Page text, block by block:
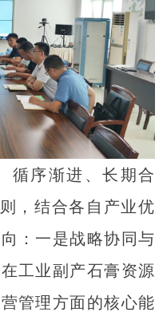
循序渐进、长期合
，结合各自产业优
：一是战略协同与
工业副产石膏资源
管理方面的核心能